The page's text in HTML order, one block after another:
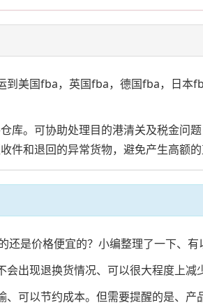
到美国fba，英国fba，德国fba，日
库。可协助处理目的港清关及税金
件和退回的异常货物，避免产生高额的
是价格便宜的？小编整理了一下、有
出现退换货情况、可以很大程度上减
可以节约成本。但需要提醒的是、